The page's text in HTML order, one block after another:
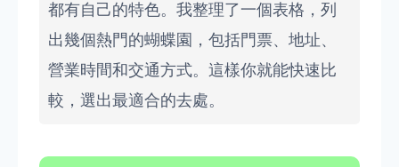
都有自己的特色。我整理了一個表格，列
出幾個熱門的蝴蝶園，包括門票、地址、
營業時間和交通方式。這樣你就能快速比
較，選出最適合的去處。